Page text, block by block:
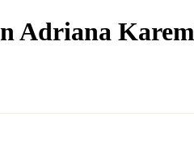
Adriana